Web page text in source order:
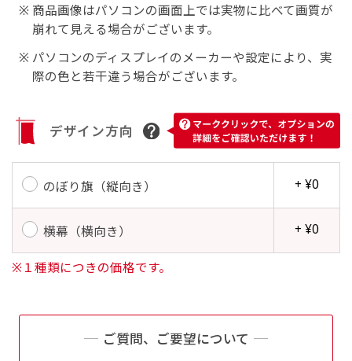
商品画像はパソコンの画面上では実物に比べて画質が
崩れて見える場合がございます。
パソコンのディスプレイのメーカーや設定により、実
際の色と若干違う場合がございます。
デザイン方向
のぼり旗（縦向き） + ¥0
横幕（横向き） + ¥0
※１種類につきの価格です。
ご質問、ご要望について
ミニ(10x30)
台座タイプ・吸盤タイプ・クリップタイプがござ
います。レジカウンターや商品棚にぴったりで
す。かわいいい＆おしゃれなのぼりです。台はセ
ジャンボ(90x270)
遠くからでも視認しやすいジャンボサイズです。
駐車場などのスペースに余裕がある場所で大々的
ミニ(30x10)
台座タイプ・吸盤タイプ・クリップタイプがござ
います。レジカウンターや商品棚にぴったりで
す。かわいいい＆おしゃれなのぼりです。台はセ
ジャンボ(270x90)
遠くからでも視認しやすいジャンボサイズです。
駐車場などのスペースに余裕がある場所で大々的